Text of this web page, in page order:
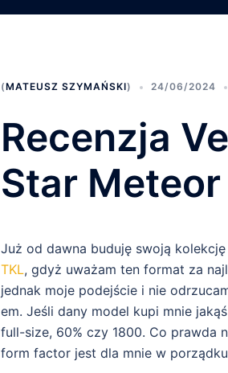
(MATEUSZ SZYMAŃSKI) 24/06/2024
Recenzja
Star
Już od dawna buduję swoją
TKL, gdyż uważam ten format za
jednak moje podejście i nie
em. Jeśli dany model kupi mnie
full-size, 60% czy 1800. Co prawda
form factor jest dla mnie w